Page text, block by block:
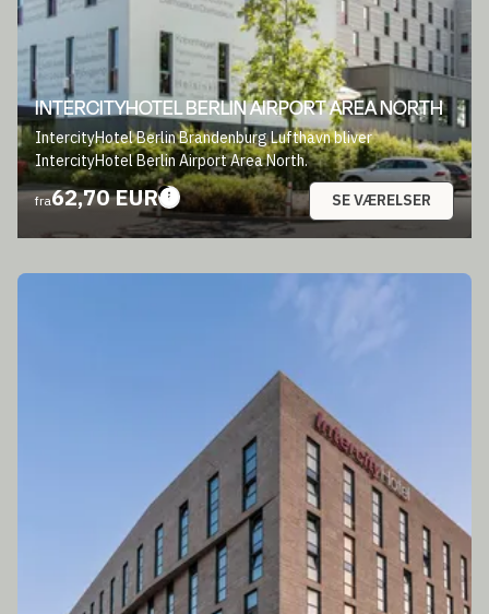
INTERCITYHOTEL BERLIN AIRPORT AREA NORTH
IntercityHotel Berlin Brandenburg Lufthavn bliver
IntercityHotel Berlin Airport Area North.
fra62,70 EUR SE VÆRELSER